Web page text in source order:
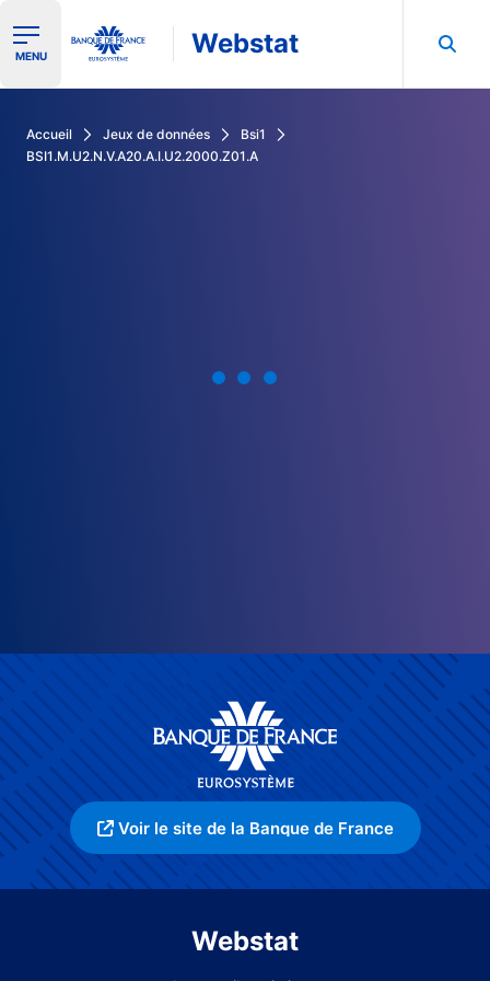
Ouvrir le menu de navigation
MENU Webstat
Accueil Jeux de données
Bsi1
BSI1.M.U2.N.V.A20.A.I.U2.2000.Z01.A
Voir le site de la Banque de France
Webstat